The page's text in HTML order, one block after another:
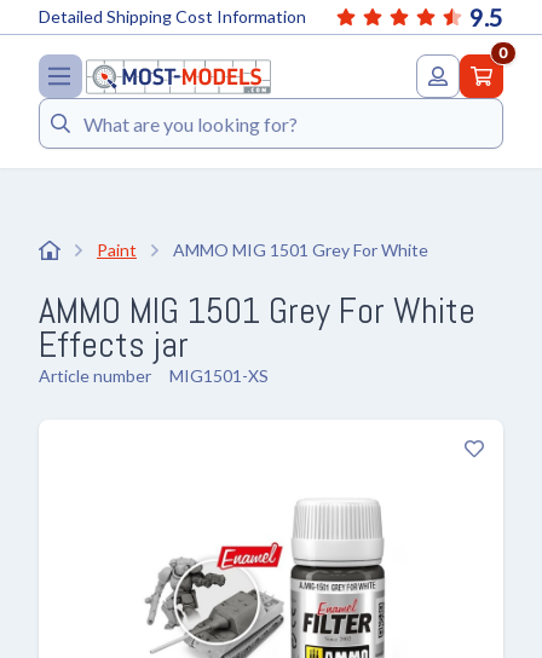
9.5
Detailed Shipping Cost Information
0
Search
Paint AMMO MIG 1501 Grey For White
AMMO MIG 1501 Grey For White
Effects jar
Article number MIG1501-XS